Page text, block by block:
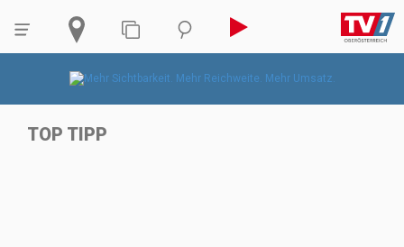
TOP TIPP